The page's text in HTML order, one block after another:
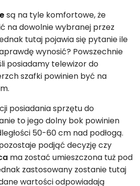
są na tyle komfortowe, że
na dowolnie wybranej przez
tutaj pojawia się pytanie ile
wynosić? Powszechnie
posiadamy telewizor do
szafki powinien być na
posiadania sprzętu do
to jego dolny bok powinien
50-60 cm nad podłogą.
podjąć decyzję czy
ma zostać umieszczona tuż pod
zastosowany zostanie tutaj
wartości odpowiadają